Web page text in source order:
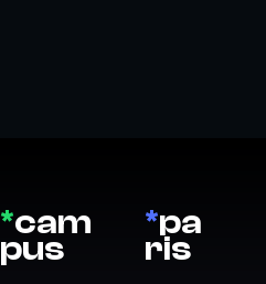
*cam
pus
*pa
ris